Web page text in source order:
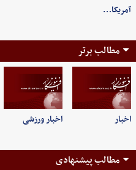
آمریکا…
مطالب برتر
اخبار اخبار ورزشی
مطالب پیشنهادی